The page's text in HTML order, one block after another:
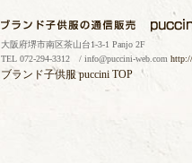
大阪府堺市南区茶山台1-3-1 Panjo 2F
TEL 072-294-3312 / info@puccini-web.com
ブランド子供服puccini TOP